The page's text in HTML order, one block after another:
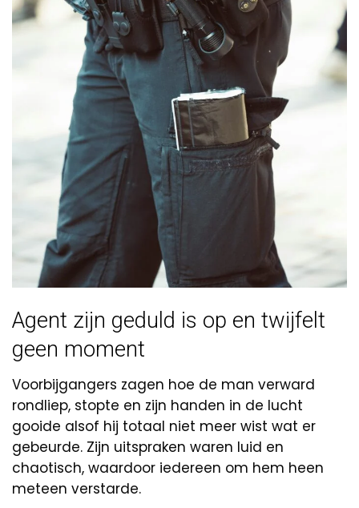
Agent zijn geduld is op en twijfelt
geen moment
Voorbijgangers zagen hoe de man verward
rondliep, stopte en zijn handen in de lucht
gooide alsof hij totaal niet meer wist wat er
gebeurde. Zijn uitspraken waren luid en
chaotisch, waardoor iedereen om hem heen
meteen verstarde.